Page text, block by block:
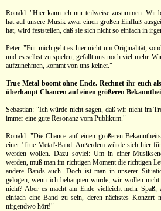
Ronald: "Hier kann ich nur teilweise zustimmen. Wir
hat auf unsere Musik zwar einen großen Einfluß
hat, wird feststellen, daß sie sich nicht so einfach in
Peter: "Für mich geht es hier nicht um Originalität,
und es selbst zu spielen, gefällt uns noch viel mehr.
aufzunehmen, kommt von uns keiner."
True Metal boomt ohne Ende. Rechnet ihr euch
überhaupt Chancen auf einen größeren
Sebastian: "Ich würde nicht sagen, daß wir nicht im
immer eine gute Resonanz vom Publikum."
Ronald: "Die Chance auf einen größeren
einer 'True Metal'-Band. Außerdem würde sich hier
werden wollen. Dazu soviel: Um in einer
werden, muß man im richtigen Moment die richtigen
andere Bands auch. Doch ist man in unserer
gelogen, wenn ich behaupten würde, wir wollen
nicht? Aber es macht am Ende vielleicht mehr
einfach eine Band zu sein, deren nächstes
nirgendwo hört!"